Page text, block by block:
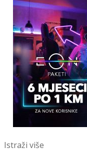
Istraži više